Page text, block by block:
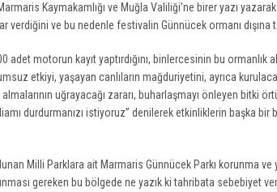
Kaymakamlığı ve Muğla Valiliği’ne birer yazı
verdiğini ve bu nedenle festivalin Günnücek ormanı dışına
adet motorun kayıt yaptırdığını, binlercesinin bu
etkiyi, yaşayan canlıların mağduriyetini, ayrıca
uğrayacağı zararı, buharlaşmayı önleyen bitki
durdurmanızı istiyoruz” denilerek etkinliklerin başka
Milli Parklara ait Marmaris Günnücek Parkı korunma
gereken bu bölgede ne yazık ki tahribata sebebiyet